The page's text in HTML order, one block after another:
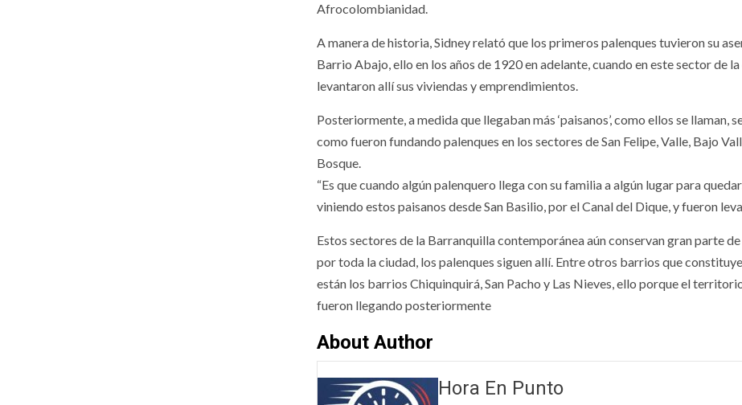
Afrocolombianidad.
A manera de historia, Sidney relató que los primeros palenques tuvieron su
Barrio Abajo, ello en los años de 1920 en adelante, cuando en este sector de
levantaron allí sus viviendas y emprendimientos.
Posteriormente, a medida que llegaban más ‘paisanos’, como ellos se
como fueron fundando palenques en los sectores de San Felipe, Valle, Bajo
Bosque.
“Es que cuando algún palenquero llega con su familia a algún lugar para
viniendo estos paisanos desde San Basilio, por el Canal del Dique, y fueron
Estos sectores de la Barranquilla contemporánea aún conservan gran parte
por toda la ciudad, los palenques siguen allí. Entre otros barrios que
están los barrios Chiquinquirá, San Pacho y Las Nieves, ello porque el
fueron llegando posteriormente
About Author
Hora En Punto